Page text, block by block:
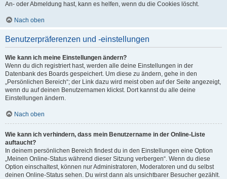
An- oder Abmeldung hast, kann es helfen, wenn du die Cookies löscht.
Nach oben
Benutzerpräferenzen und -einstellungen
Wie kann ich meine Einstellungen ändern?
Wenn du dich registriert hast, werden alle deine Einstellungen in der
Datenbank des Boards gespeichert. Um diese zu ändern, gehe in den
„Persönlichen Bereich“; der Link dazu wird meist oben auf der Seite angezeigt,
wenn du auf deinen Benutzernamen klickst. Dort kannst du alle deine
Einstellungen ändern.
Nach oben
Wie kann ich verhindern, dass mein Benutzername in der Online-Liste
auftaucht?
In deinem persönlichen Bereich findest du in den Einstellungen eine Option
„Meinen Online-Status während dieser Sitzung verbergen“. Wenn du diese
Option einschaltest, können nur Administratoren, Moderatoren und du selbst
deinen Online-Status sehen. Du wirst dann als unsichtbarer Besucher gezählt.